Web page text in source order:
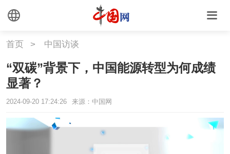
首页 > 中国访谈
“双碳”背景下，中国能源转型为何成绩
显著？
2024-09-20 17:24:26 来源：中国网